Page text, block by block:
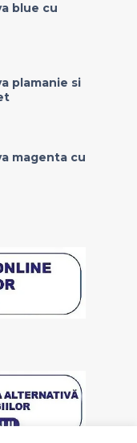
blue cu
plamanie si
magenta cu